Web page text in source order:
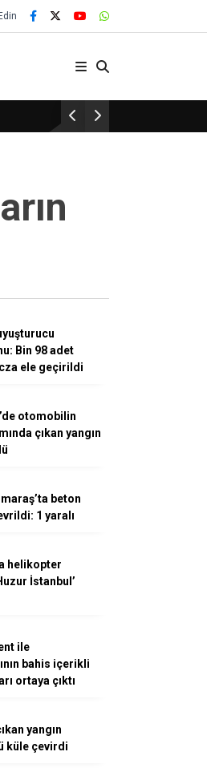
Yıllık Gelenek Sürüyor!
Bin 98 adet
ele geçirildi
otomobilin
çıkan yangın
beton
1 yaralı
helikopter
İstanbul’
ile
bahis içerikli
ortaya çıktı
yangın
küle çevirdi